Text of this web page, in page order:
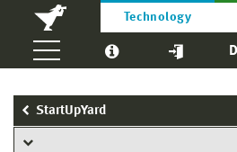
Technology
StartUpYard